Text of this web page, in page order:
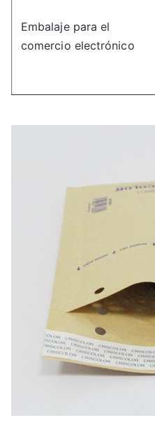
Embalaje para el
comercio electrónico
Traslado y
almacenamiento
Envases para venta al
por menor